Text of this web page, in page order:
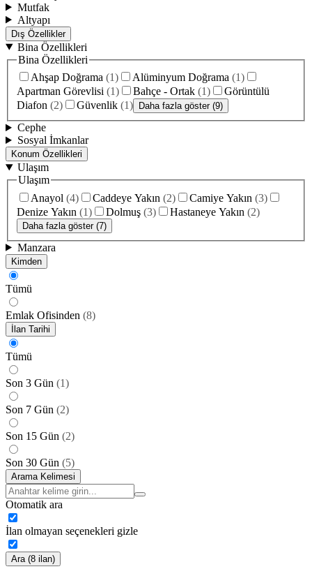
Mutfak
Altyapı
Dış Özellikler
Bina Özellikleri
Bina Özellikleri
Ahşap Doğrama (1) Alüminyum Doğrama (1)
Apartman Görevlisi (1) Bahçe - Ortak (1)
Görüntülü
Diafon (2) Güvenlik (1) Daha fazla göster (9)
Cephe
Sosyal İmkanlar
Konum Özellikleri
Ulaşım
Ulaşım
Anayol (4) Caddeye Yakın (2) Camiye Yakın (3)
Denize Yakın (1) Dolmuş (3) Hastaneye Yakın (2)
Daha fazla göster (7)
Manzara
Kimden
Tümü
Emlak Ofisinden (8)
İlan Tarihi
Tümü
Son 3 Gün (1)
Son 7 Gün (2)
Son 15 Gün (2)
Son 30 Gün (5)
Arama Kelimesi
Otomatik ara
İlan olmayan seçenekleri gizle
Ara (8 ilan)